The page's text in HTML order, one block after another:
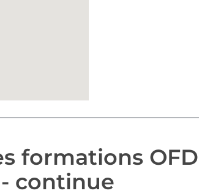
formations
continue